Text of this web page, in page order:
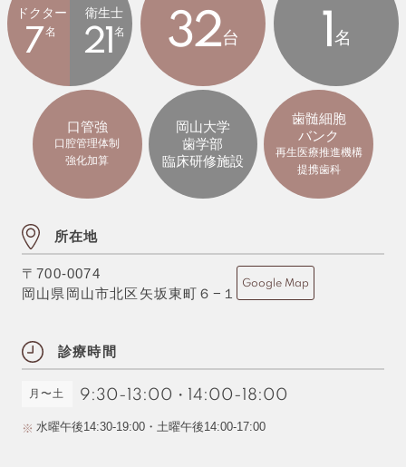
ドクター
7 名
衛生士
21名 32台 1名
口管強
口腔管理体制
強化加算
岡山大学
歯学部
臨床研修施設
歯髄細胞
バンク
再生医療推進機構
提携歯科
所在地
〒700-0074
岡山県岡山市北区矢坂東町６−１
Google Map
診療時間
月〜土 9:30-13:00 ・ 14:00-18:00
水曜午後14:30-19:00・土曜午後14:00-17:00